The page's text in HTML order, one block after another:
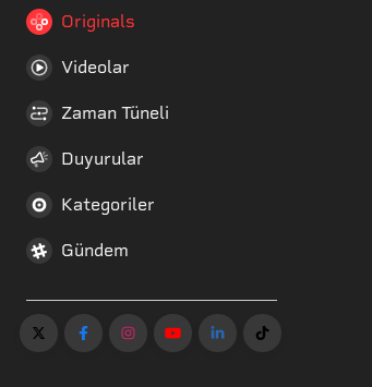
Originals
Videolar
Zaman Tüneli
Duyurular
Kategoriler
Gündem